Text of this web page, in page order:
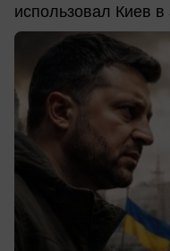
использовал Киев